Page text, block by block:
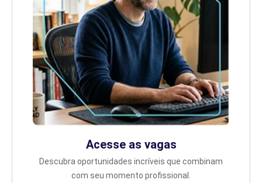
Acesse as vagas
Descubra oportunidades incríveis que combinam
com seu momento profissional.